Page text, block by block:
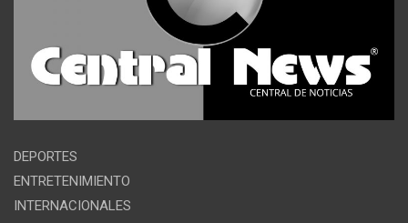
DEPORTES
ENTRETENIMIENTO
INTERNACIONALES